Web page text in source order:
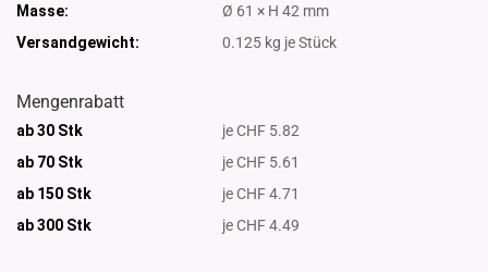
Masse:
Ø 61 × H 42 mm
Versandgewicht:
0.125 kg je Stück
Mengenrabatt
ab 30 Stk
je CHF 5.82
ab 70 Stk
je CHF 5.61
ab 150 Stk
je CHF 4.71
ab 300 Stk je CHF 4.49